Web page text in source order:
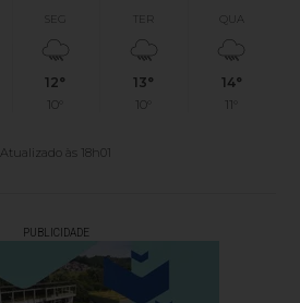
SEG
12°
10°
TER
13°
10°
QUA
14°
11°
Atualizado às 18h01
PUBLICIDADE